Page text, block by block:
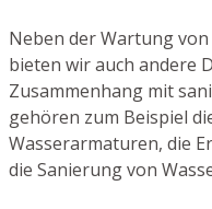
Neben der Wartung
bieten wir auch andere
Zusammenhang mit
gehören zum Beispiel
Wasserarmaturen, die
die Sanierung von